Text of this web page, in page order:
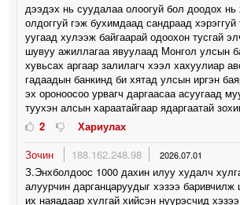
дээдэх нь суудалаа олоогуй бол доодох нь
олдоггуй гэж бухимдаад сандраад
уугаад хулээж байгаарай одоохон тусгай
шувуу ажиллагаа явуулаад Монгол улсын
хувьсах аргаар залилагч хээл хахуулиар
гадаадын банкинд би хятад улсын иргэн
эх ороноосоо урвагч даргаасаа асуугаад
туухэн алсын хараатайгаар ядаргаатай
2
Хариулах
Зочин
188.162.248.98 2026.07.01
З.Энхболдоос 1000 дахин илуу худалч
алуурчин дарганцаруудыг хэзээ
их наяадаар хулгай хийсэн нуурэсчид